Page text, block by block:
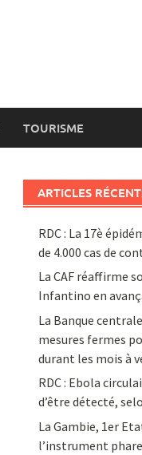
TOURISME
ARTICLES
RDC : La 17è
de 4.000 cas de
La CAF réaffirme
Infantino en
La Banque
mesures fermes
durant les mois à
RDC : Ebola
d’être détecté,
La Gambie, 1er
l’instrument